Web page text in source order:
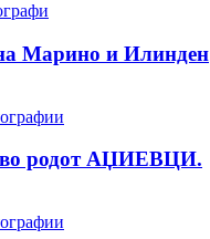
Марино и Илинден
во родот АЏИЕВЦИ.